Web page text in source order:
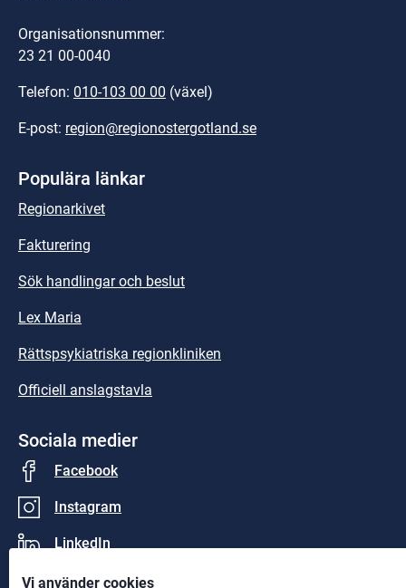
Vi använder cookies
Organisationsnummer:
23 21 00-0040
Telefon: 010-103 00 00 (växel)
E-post: region@regionostergotland.se
Populära länkar
Regionarkivet
Fakturering
Sök handlingar och beslut
Lex Maria
Rättspsykiatriska regionkliniken
Officiell anslagstavla
Sociala medier
Facebook
Instagram
LinkedIn